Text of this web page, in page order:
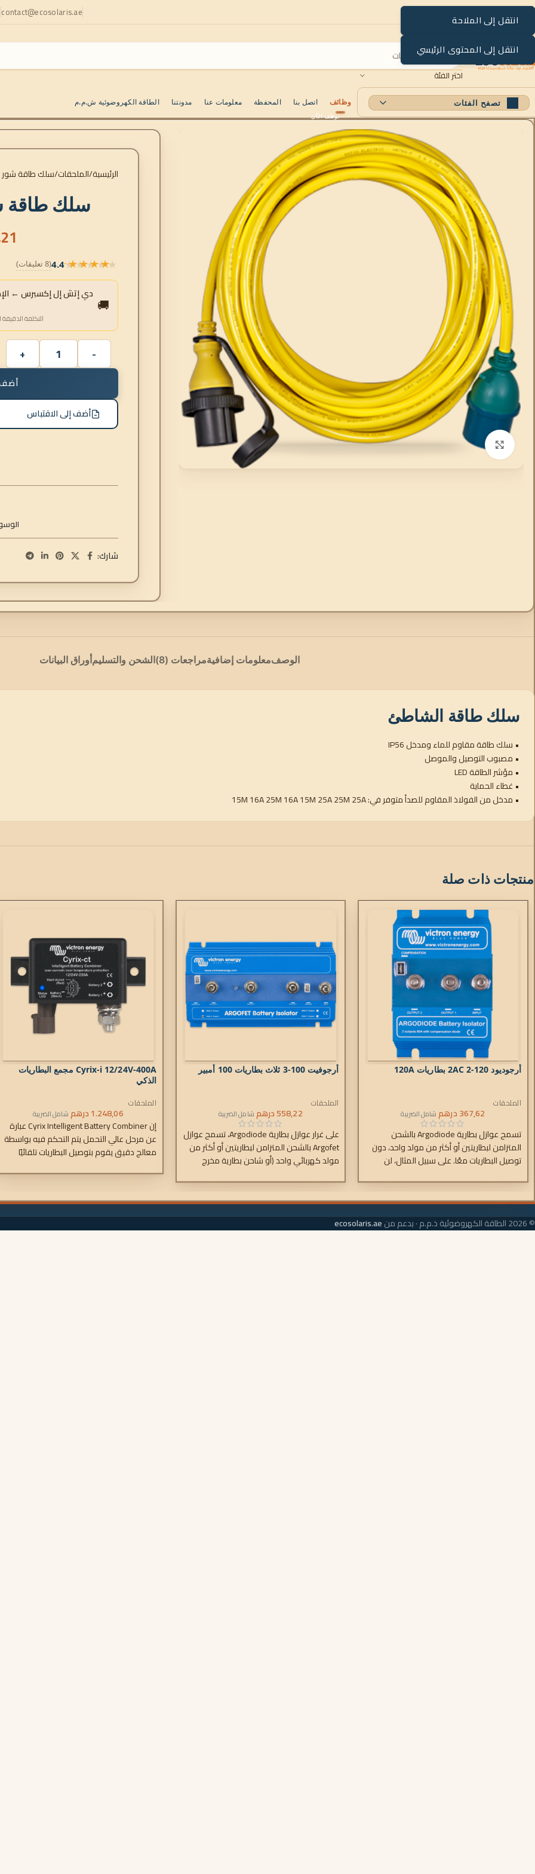
انتقل إلى الملاحة
انتقل إلى المحتوى الرئيسي
contact@ecosolaris.ae
اختر الفئة
تصفح الفئات الطاقة الكهروضوئية ش.م.م مدونتنا معلومات عنا المحفظة اتصل بنا وظائف
انقر للتكبير
الرئيسية الملحقات سلك طاقة شور 25 م 32 أمبير
سلك طاقة شور 25 م
★★★★★
★★★★★
4.4(8 تعليقات)
🚚
دي إتش إل إكسبرس ←
التكلفة
أضف إلى الاقتباس
شارك:
الوصفمعلومات إضافيةمراجعات (8) الشحن والتسليمأوراق البيانات
سلك طاقة الشاطئ
• سلك طاقة مقاوم للماء ومدخل IP56
• مصبوب التوصيل والموصل
• مؤشر الطاقة LED
• غطاء الحماية
• مدخل من الفولاذ المقاوم للصدأ متوفر في: 15M 16A 25M 16A 15M 25A 25M 25A
منتجات ذات صلة
أرجوديود 120-2AC 2 بطاريات 120A
الملحقات
367,62درهم شامل الضريبة
تسمح عوازل بطارية Argodiode بالشحن
المتزامن لبطاريتين أو أكثر من مولد واحد، دون
توصيل البطاريات معًا. على سبيل المثال، لن
البادئ أيضًا. انخفاض الجهد الكهربائي بسبب
استخدام صمامات شوتكي عالية الكفاءة.
أرجوفيت 100-3 ثلاث بطاريات 100 أمبير
الملحقات
558,22درهمشامل الضريبة
على غرار عوازل بطارية Argodiode، تسمح عوازل
Argofet بالشحن المتزامن لبطاريتين أو أكثر من
مولد كهربائي واحد (أو شاحن بطارية مخرج
Cyrix-i 12/24V-400A مجمع البطاريات
الذكي
الملحقات
1.248,06درهمشامل الضريبة
إن Cyrix Intelligent Battery Combiner عبارة
عن مرحل عالي التحمل يتم التحكم فيه بواسطة
معالج دقيق يقوم بتوصيل البطاريات تلقائيًا
مسبقًا (مما يشير إلى أن البطارية قيد الشحن)،
مستوى التعويم (مما يشير إلى تفريغ بطارية
واحدة أو أكثر).
© 2026 الطاقة الكهروضوئية ذ.م.م · بدعم من ecosolaris.ae